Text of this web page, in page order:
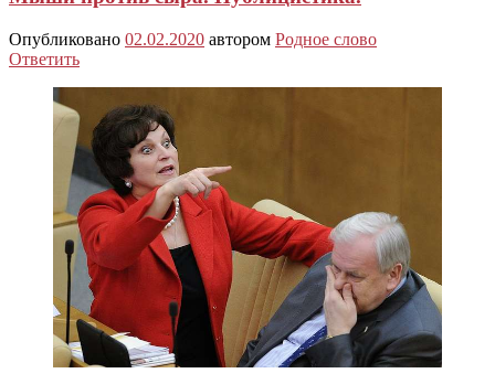
Опубликовано 02.02.2020 автором Родное слово
Ответить